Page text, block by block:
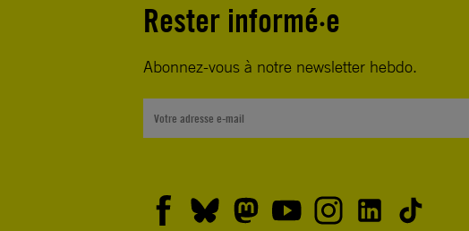
Rester informé·e
Abonnez-vous à notre newsletter hebdo.